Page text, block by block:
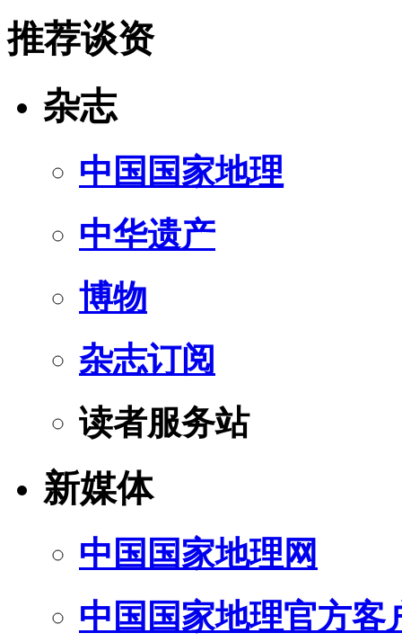
推荐谈资
杂志
中国国家地理
中华遗产
博物
杂志订阅
读者服务站
新媒体
中国国家地理网
中国国家地理官方客